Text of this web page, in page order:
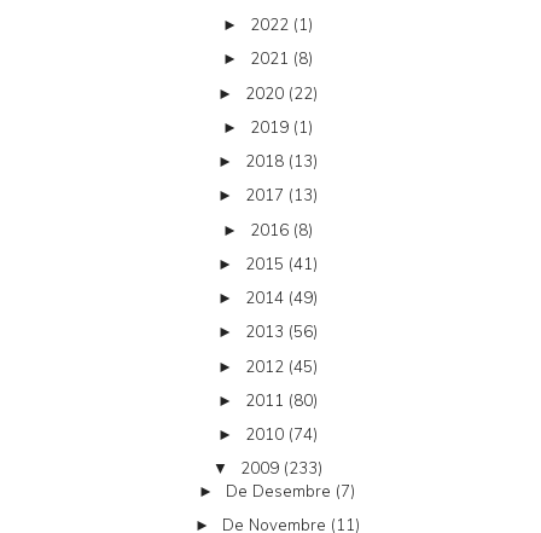
► 2022 (1)
► 2021 (8)
► 2020 (22)
► 2019 (1)
► 2018 (13)
► 2017 (13)
► 2016 (8)
► 2015 (41)
► 2014 (49)
► 2013 (56)
► 2012 (45)
► 2011 (80)
► 2010 (74)
▼ 2009 (233)
► De Desembre (7)
► De Novembre (11)